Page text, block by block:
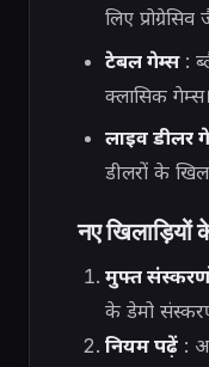
लिए
टेबल गेम्स:
क्लासिक गेम्स।
लाइव डीलर
डीलरों के
नए खिलाड़ियों
मुफ्त
के डेमो
नियम पढ़ें: